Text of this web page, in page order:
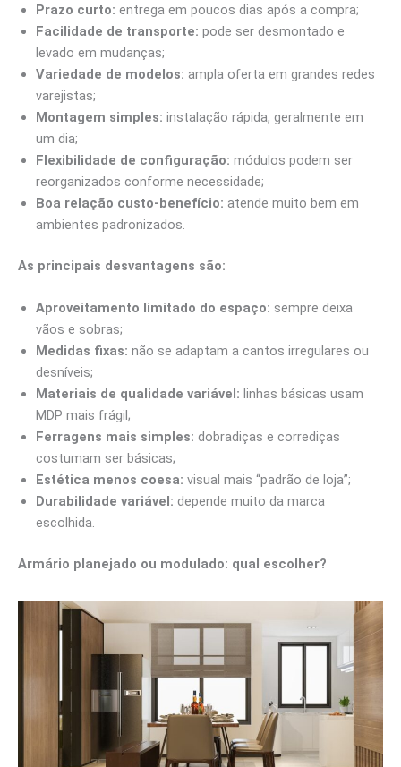
Prazo curto: entrega em poucos dias após a compra;
Facilidade de transporte: pode ser desmontado e
levado em mudanças;
Variedade de modelos: ampla oferta em grandes redes
varejistas;
Montagem simples: instalação rápida, geralmente em
um dia;
Flexibilidade de configuração: módulos podem ser
reorganizados conforme necessidade;
Boa relação custo-benefício: atende muito bem em
ambientes padronizados.
As principais desvantagens são:
Aproveitamento limitado do espaço: sempre deixa
vãos e sobras;
Medidas fixas: não se adaptam a cantos irregulares ou
desníveis;
Materiais de qualidade variável: linhas básicas usam
MDP mais frágil;
Ferragens mais simples: dobradiças e corrediças
costumam ser básicas;
Estética menos coesa: visual mais “padrão de loja”;
Durabilidade variável: depende muito da marca
escolhida.
Armário planejado ou modulado: qual escolher?